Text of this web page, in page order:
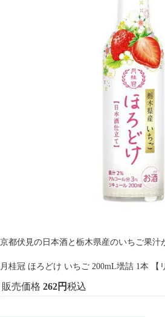
京都伏見の日本酒と栃木県産のいちご果汁
月桂冠 ほろどけ いちご 200mL壜詰 1本 【
販売価格 262 税込